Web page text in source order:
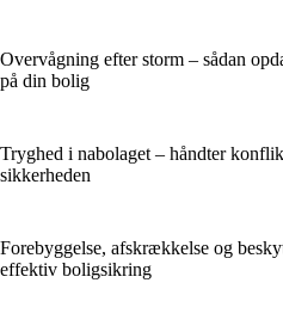
Overvågning efter storm – sådan
på din bolig
Tryghed i nabolaget – håndter
sikkerheden
Forebyggelse, afskrækkelse og
effektiv boligsikring